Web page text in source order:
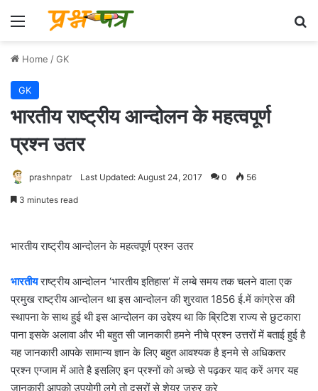
Menu
Home /GK
GK
भारतीय राष्ट्रीय आन्दोलन के महत्वपूर्ण
प्रश्न उतर
prashnpatr Last Updated: August 24, 2017 0 56
3 minutes read
भारतीय राष्ट्रीय आन्दोलन के महत्वपूर्ण प्रश्न उतर
भारतीयराष्ट्रीय आन्दोलन ‘भारतीय इतिहास’ में लम्बे समय तक चलने वाला एक
प्रमुख राष्ट्रीय आन्दोलन था इस आन्दोलन की शुरवात 1856 ई.में कांग्रेस की
स्थापना के साथ हुई थी इस आन्दोलन का उद्देश्य था कि ब्रिटिश राज्य से छुटकारा
पाना इसके अलावा और भी बहुत सी जानकारी हमने नीचे प्रश्न उत्तरों में बताई हुई है
यह जानकारी आपके सामान्य ज्ञान के लिए बहुत आवश्यक है इनमे से अधिकतर
प्रश्न एग्जाम में आते है इसलिए इन प्रश्नों को अच्छे से पढ़कर याद करें अगर यह
जानकारी आपको उपयोगी लगे तो दूसरों से शेयर जरुर करे